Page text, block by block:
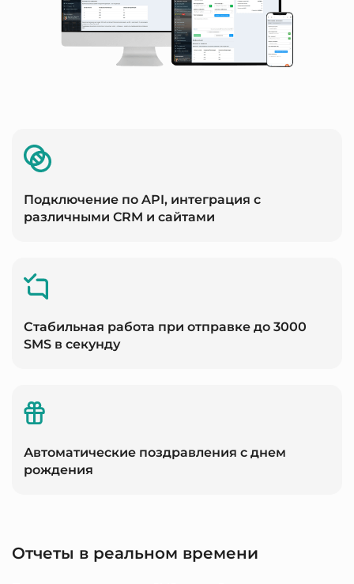
Подключение по API, интеграция с
различными CRM и сайтами
Стабильная работа при отправке до 3000
SMS в секунду
Автоматические поздравления с днем
рождения
Отчеты в реальном времени